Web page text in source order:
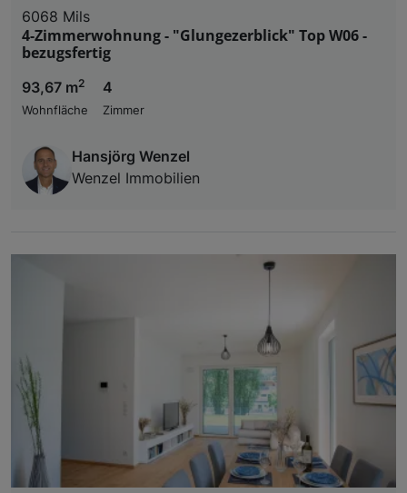
6068 Mils
4-Zimmerwohnung - "Glungezerblick" Top W06 -
bezugsfertig
93,67 m2
Wohnfläche
4
Zimmer
Hansjörg Wenzel
Wenzel Immobilien